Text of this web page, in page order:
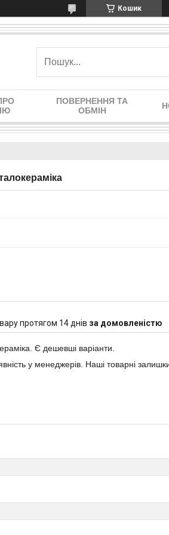
Кошик
ПОВЕРНЕННЯ ТА
ОБМІН
протягом 14 днів за домовленістю
Є дешевші варіанти.
у менеджерів. Наші товарні